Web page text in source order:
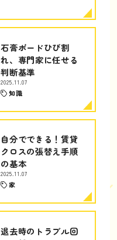
石膏ボードひび割
れ、専門家に任せる
判断基準
2025.11.07
知識
自分でできる！賃貸
クロスの張替え手順
の基本
2025.11.07
家
退去時のトラブル回